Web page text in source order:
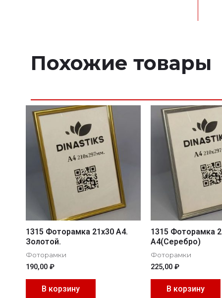
Похожие товары
1315 Фоторамка 21х30 А4.
Золотой.
Фоторамки
190,00 ₽
В корзину
1315 Фоторамка
А4(Серебро)
Фоторамки
225,00 ₽
В корзину